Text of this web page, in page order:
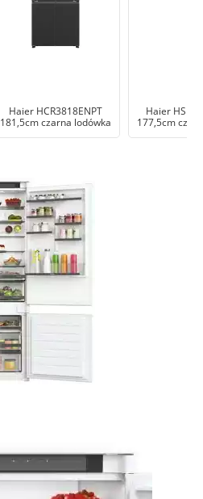
Haier HCR3818ENPT
181,5cm czarna lodówka
Haier
177,5cm